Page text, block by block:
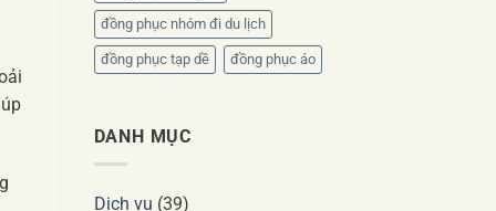
đồng phục nhóm đi du lịch
đồng phục tạp dề đồng phục áo
DANH MỤC
Dịch vụ (39)